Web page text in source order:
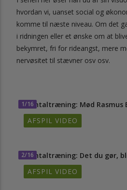
hvordan vi, uanset social og
komme til næste niveau. Om det
i ridningen eller et ønske om at
bekymret, fri for rideangst, mere
nervøsitet til stævner osv osv.
1/16
Mentaltræning: Mød Rasmus
AFSPIL VIDEO
2/16
Mentaltræning: Det du gør,
AFSPIL VIDEO